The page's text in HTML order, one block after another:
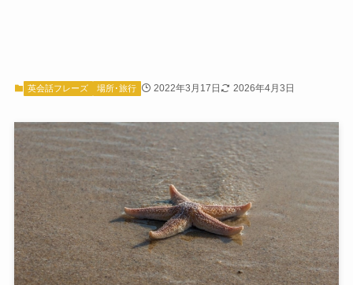
英会話フレーズ 場所･旅行 2022年3月17日 2026年4月3日